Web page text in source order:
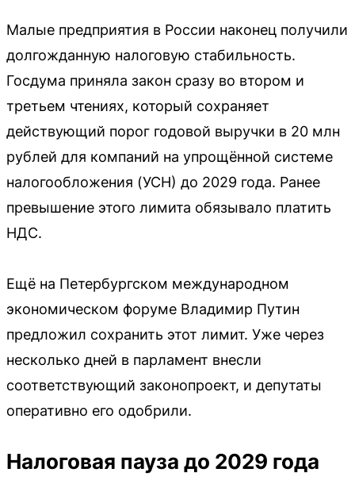
Малые предприятия в России наконец получили
долгожданную налоговую стабильность.
Госдума приняла закон сразу во втором и
третьем чтениях, который сохраняет
действующий порог годовой выручки в 20 млн
рублей для компаний на упрощённой системе
налогообложения (УСН) до 2029 года. Ранее
превышение этого лимита обязывало платить
НДС.
Ещё на Петербургском международном
экономическом форуме Владимир Путин
предложил сохранить этот лимит. Уже через
несколько дней в парламент внесли
соответствующий законопроект, и депутаты
оперативно его одобрили.
Налоговая пауза до 2029 года